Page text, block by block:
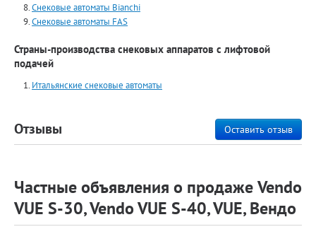
Снековые автоматы Bianchi
Снековые автоматы FAS
Страны-производства снековых аппаратов с лифтовой
подачей
Итальянские снековые автоматы
Оставить отзыв
Отзывы
Частные объявления о продаже Vendo
VUE S-30, Vendo VUE S-40, VUE, Вендо